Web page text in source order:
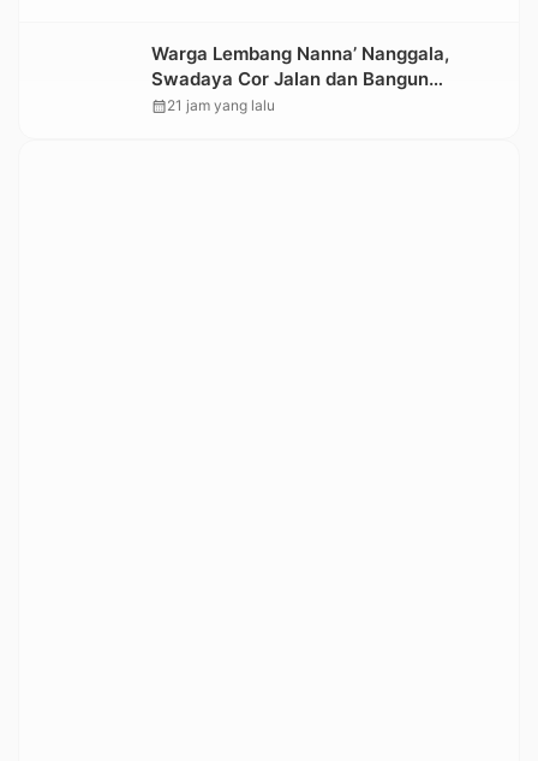
Warga Lembang Nanna’ Nanggala,
Swadaya Cor Jalan dan Bangun
Jembatan
calendar_month21 jam yang lalu